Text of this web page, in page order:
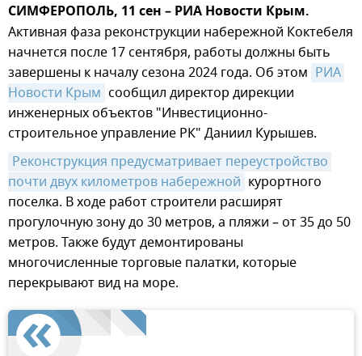
СИМФЕРОПОЛЬ, 11 сен – РИА Новости Крым.
Активная фаза реконструкции набережной Коктебеля
начнется после 17 сентября, работы должны быть
завершены к началу сезона 2024 года. Об этом РИА
Новости Крым сообщил директор дирекции
инженерных объектов "Инвестиционно-
строительное управление РК" Даниил Курышев.
Реконструкция предусматривает переустройство
почти двух километров набережной курортного
поселка. В ходе работ строители расширят
прогулочную зону до 30 метров, а пляжи – от 35 до 50
метров. Также будут демонтированы
многочисленные торговые палатки, которые
перекрывают вид на море.